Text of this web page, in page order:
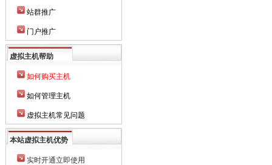
站群推广
门户推广
虚拟主机帮助
如何购买主机
如何管理主机
虚拟主机常见问题
本站虚拟主机优势
实时开通立即使用